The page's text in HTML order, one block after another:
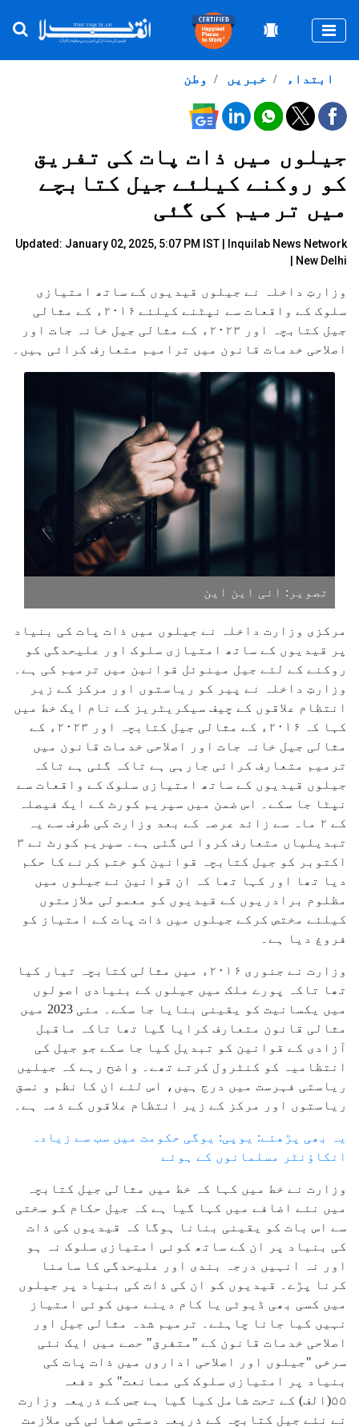
وطن خبریں ابتداء
جیلوں میں ذات پات کی تفریق
کو روکنے کیلئے جیل کتابچے
میں ترمیم کی گئی
Updated: January 02, 2025, 5:07 PM IST |
Inquilab News Network
| New Delhi
وزارتِ داخلہ نے جیلوں قیدیوں کے ساتھ امتیازی
سلوک کے واقعات سے نپٹنے کیلئے ۲۰۱۶ء کے مثالی
جیل کتابچہ اور ۲۰۲۳ء کے مثالی جیل خانہ جات اور
اصلاحی خدمات قانون میں ترامیم متعارف کرائی ہیں۔
تصویر: ائی این این
مرکزی وزارت داخلہ نے جیلوں میں ذات پات کی بنیاد
پر قیدیوں کے ساتھ امتیازی سلوک اور علیحدگی کو
روکنے کے لئے جیل مینوئل قوانین میں ترمیم کی ہے۔
وزارتِ داخلہ نے پیر کو ریاستوں اور مرکز کے زیر
انتظام علاقوں کے چیف سیکریٹریز کے نام ایک خط میں
کہا کہ ۲۰۱۶ء کے مثالی جیل کتابچہ اور ۲۰۲۳ء کے
مثالی جیل خانہ جات اور اصلاحی خدمات قانون میں
ترمیم متعارف کرائی جارہی ہے تاکہ گئی ہے تاکہ
جیلوں قیدیوں کے ساتھ امتیازی سلوک کے واقعات سے
نپٹا جا سکے۔ اس ضمن میں سپریم کورٹ کے ایک فیصلہ
کے ۲ ماہ سے زائد عرصہ کے بعد وزارت کی طرف سے یہ
تبدیلیاں متعارف کروائی گئی ہے۔ سپریم کورٹ نے ۳
اکتوبر کو جیل کتابچہ قوانین کو ختم کرنے کا حکم
دیا تھا اور کہا تھا کہ ان قوانین نے جیلوں میں
مظلوم برادریوں کے قیدیوں کو معمولی ملازمتوں
کیلئے مختص کرکے جیلوں میں ذات پات کے امتیاز کو
فروغ دیا ہے۔
وزارت نے جنوری ۲۰۱۶ء میں مثالی کتابچہ تیار کیا
تھا تاکہ پورے ملک میں جیلوں کے بنیادی اصولوں
میں یکسانیت کو یقینی بنایا جا سکے۔ مئی 2023 میں
مثالی قانون متعارف کرایا گیا تھا تاکہ ماقبل
آزادی کے قوانین کو تبدیل کیا جا سکے جو جیل کی
انتظامیہ کو کنٹرول کرتے تھے۔ واضح رہے کہ جیلیں
ریاستی فہرست میں درج ہیں، اس لئے ان کا نظم و نسق
ریاستوں اور مرکز کے زیر انتظام علاقوں کے ذمہ ہے۔
یہ بھی پڑھئے: یوپی: یوگی حکومت میں سب سے زیادہ
انکاؤنٹر مسلمانوں کے ہوئے
وزارت نے خط میں کہا کہ خط میں مثالی جیل کتابچہ
میں نئے اضافے میں کہا گیا ہے کہ جیل حکام کو سختی
سے اس بات کو یقینی بنانا ہوگا کہ قیدیوں کی ذات
کی بنیاد پر ان کے ساتھ کوئی امتیازی سلوک نہ ہو
اور نہ انہیں درجہ بندی اور علیحدگی کا سامنا
کرنا پڑے۔ قیدیوں کو ان کی ذات کی بنیاد پر جیلوں
میں کسی بھی ڈیوٹی یا کام دینے میں کوئی امتیاز
نہیں کیا جانا چاہئے۔ ترمیم شدہ مثالی جیل اور
اصلاحی خدمات قانون کے "متفرق" حصے میں ایک نئی
سرخی "جیلوں اور اصلاحی اداروں میں ذات پات کی
بنیاد پر امتیازی سلوک کی ممانعت" کو دفعہ
۵۵(الف) کے تحت شامل کیا گیا ہے جس کے ذریعہ وزارت
نے نئے جیل کتابچہ کے ذریعہ دستی صفائی کی ملازمت